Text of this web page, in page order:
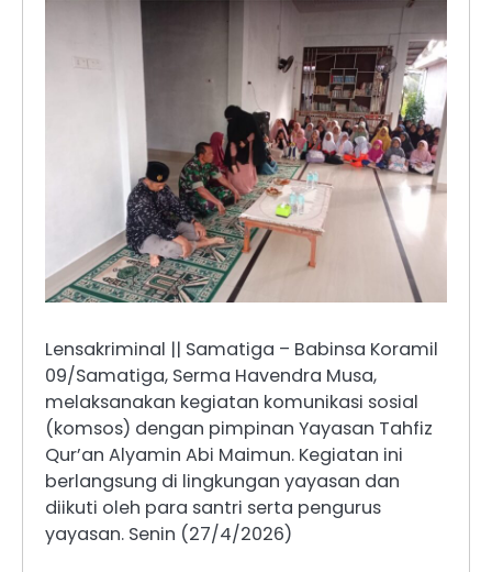
Lensakriminal || Samatiga – Babinsa Koramil
09/Samatiga, Serma Havendra Musa,
melaksanakan kegiatan komunikasi sosial
(komsos) dengan pimpinan Yayasan Tahfiz
Qur’an Alyamin Abi Maimun. Kegiatan ini
berlangsung di lingkungan yayasan dan
diikuti oleh para santri serta pengurus
yayasan. Senin (27/4/2026)